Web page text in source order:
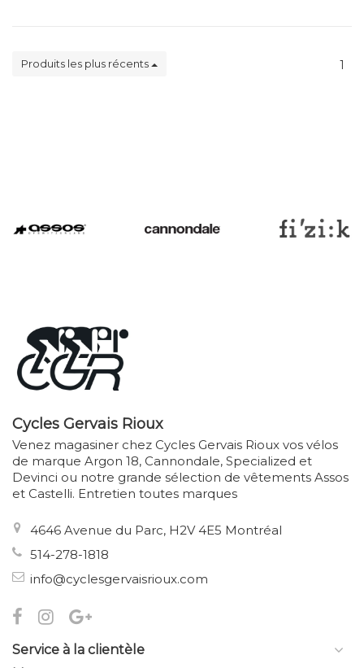
Produits les plus récents 1
Cycles Gervais Rioux
Venez magasiner chez Cycles Gervais Rioux vos vélos
de marque Argon 18, Cannondale, Specialized et
Devinci ou notre grande sélection de vêtements Assos
et Castelli. Entretien toutes marques
4646 Avenue du Parc, H2V 4E5 Montréal
514-278-1818
info@cyclesgervaisrioux.com
Service à la clientèle